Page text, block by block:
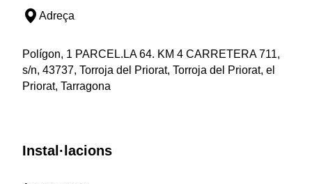
Adreça
Polígon, 1 PARCEL.LA 64. KM 4 CARRETERA 711,
s/n, 43737, Torroja del Priorat, Torroja del Priorat, el
Priorat, Tarragona
Instal·lacions